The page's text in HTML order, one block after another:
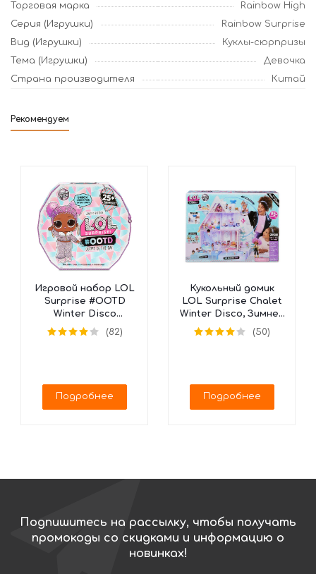
Торговая марка
Rainbow High
Серия (Игрушки)
Rainbow Surprise
Вид (Игрушки)
Куклы-сюрпризы
Тема (Игрушки)
Девочка
Страна производителя
Китай
Рекомендуем
Игровой набор LOL
Surprise #OOTD
Winter Disco
Календарь, 562504
(25 сюрпризов)
(82)
Подробнее
Кукольный домик
LOL Surprise Chalet
Winter Disco, Зимнее
Шале, 562207
(50)
Подробнее
Подпишитесь на рассылку, чтобы получать
промокоды со скидками и информацию о
новинках!